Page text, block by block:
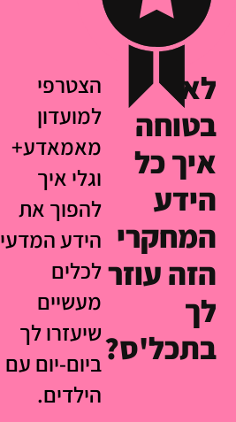
לא
בטוחה
איך כל
הידע
המחקרי
הזה עוזר
לך
בתכל'ס?
הצטרפי
למועדון
מאמאדע+
וגלי איך
להפוך את
הידע המדעי
לכלים
מעשיים
שיעזרו לך
ביום-יום עם
הילדים.